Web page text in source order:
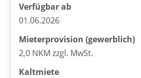
Verfügbar ab
01.06.2026
Mieter­provision (gewerblich)
2,0 NKM zzgl. MwSt.
Kaltmiete